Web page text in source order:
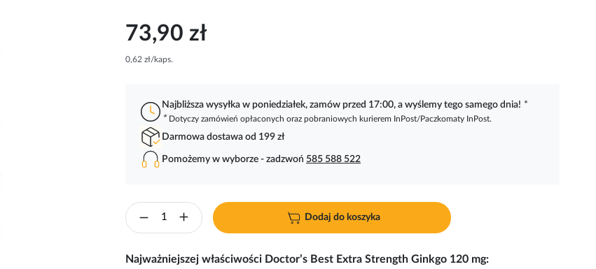
73,90 zł
0,62 zł/kaps.
Najbliższa wysyłka w poniedziałek, zamów przed 17:00, a wyślemy tego samego dnia! *
* Dotyczy zamówień opłaconych oraz pobraniowych kurierem InPost/Paczkomaty InPost.
Darmowa dostawa od 199 zł
Pomożemy w wyborze - zadzwoń 585 588 522
Dodaj do koszyka
Najważniejszej właściwości Doctor’s Best Extra Strength Ginkgo 120 mg: